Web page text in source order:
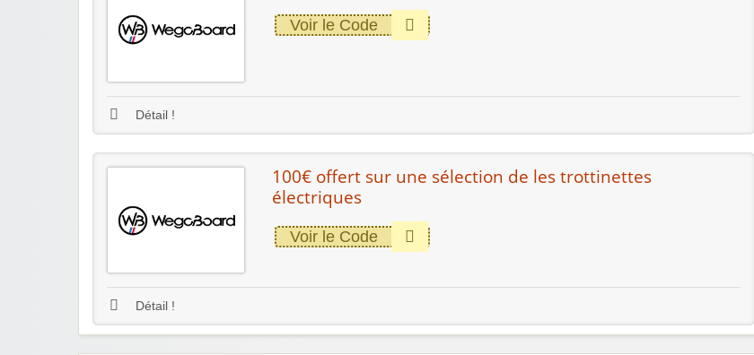
Voir le Code
Détail !
100€ offert sur une sélection de les trottinettes
électriques
Voir le Code
Détail !